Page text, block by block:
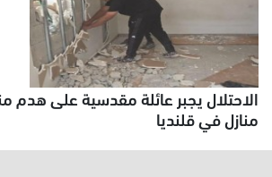
منازل في قلنديا